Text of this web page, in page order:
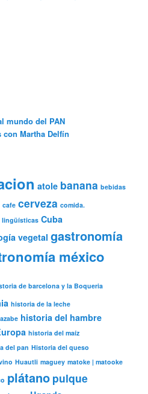
mundo del PAN
Martha Delfín
atole banana bebidas
cafe cerveza comida.
Cuba
vegetal gastronomía
méxico
de barcelona y la Boqueria
historia de la leche
historia del hambre
historia del maíz
del pan Historia del queso
Huautli maguey matoke | matooke
plátano pulque